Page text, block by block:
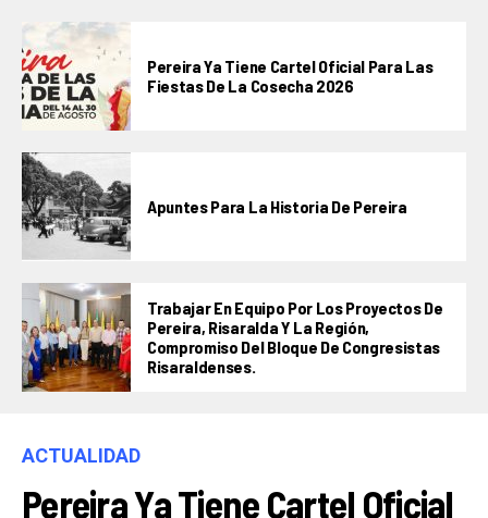
Pereira Ya Tiene Cartel Oficial Para Las
Fiestas De La Cosecha 2026
Apuntes Para La Historia De Pereira
Trabajar En Equipo Por Los Proyectos De
Pereira, Risaralda Y La Región,
Compromiso Del Bloque De Congresistas
Risaraldenses.
ACTUALIDAD
Pereira Ya Tiene Cartel Oficial